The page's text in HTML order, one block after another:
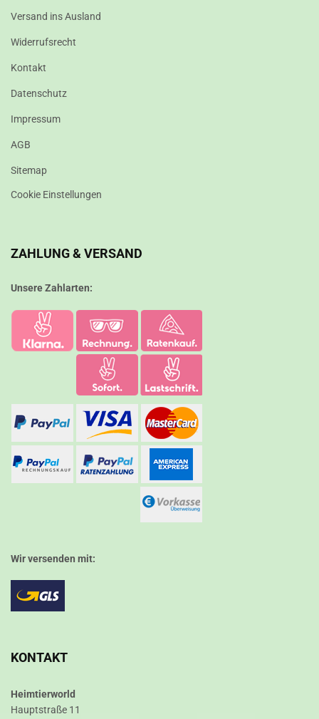
Versand ins Ausland
Widerrufsrecht
Kontakt
Datenschutz
Impressum
AGB
Sitemap
Cookie Einstellungen
ZAHLUNG & VERSAND
Unsere Zahlarten:
Wir versenden mit:
KONTAKT
Heimtierworld
Hauptstraße 11